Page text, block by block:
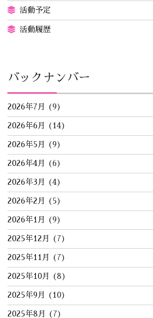
活動予定
活動履歴
バックナンバー
2026年7月 (9)
2026年6月 (14)
2026年5月 (9)
2026年4月 (6)
2026年3月 (4)
2026年2月 (5)
2026年1月 (9)
2025年12月 (7)
2025年11月 (7)
2025年10月 (8)
2025年9月 (10)
2025年8月 (7)